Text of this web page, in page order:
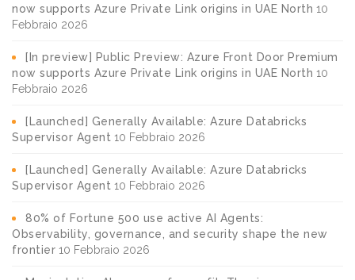
now supports Azure Private Link origins in UAE North 10
Febbraio 2026
[In preview] Public Preview: Azure Front Door Premium
now supports Azure Private Link origins in UAE North 10
Febbraio 2026
[Launched] Generally Available: Azure Databricks
Supervisor Agent 10 Febbraio 2026
[Launched] Generally Available: Azure Databricks
Supervisor Agent 10 Febbraio 2026
80% of Fortune 500 use active AI Agents:
Observability, governance, and security shape the new
frontier 10 Febbraio 2026